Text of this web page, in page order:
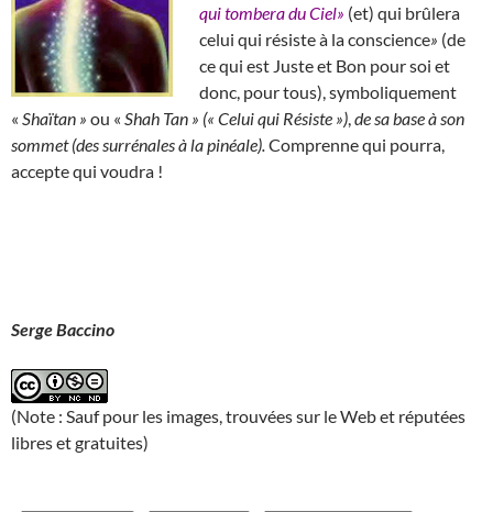
qui tombera du Ciel» (et) qui brûlera
celui qui résiste à la conscience» (de
ce qui est Juste et Bon pour soi et
donc, pour tous), symboliquement
« Shaïtan » ou « Shah Tan » (« Celui qui Résiste ») de sa base à son
sommet (des surrénales à la pinéale). Comprenne qui pourra,
accepte qui voudra !
Serge Baccino
(Note : Sauf pour les images, trouvées sur le Web et réputées
libres et gratuites)